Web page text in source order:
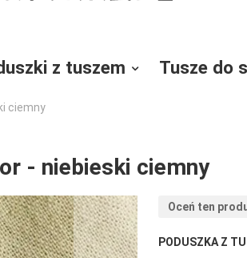
z tuszem Tusze do
ciemny
- niebieski ciemny
Oceń ten
PODUSZKA Z